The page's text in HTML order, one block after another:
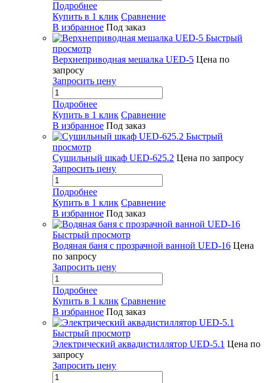
Подробнее
Купить в 1 клик Сравнение
В избранное Под заказ
Быстрый
просмотр
Верхнеприводная мешалка UED-5 Цена по
запросу
Запросить цену
Подробнее
Купить в 1 клик Сравнение
В избранное Под заказ
Быстрый
просмотр
Сушильный шкаф UED-625.2 Цена по запросу
Запросить цену
Подробнее
Купить в 1 клик Сравнение
В избранное Под заказ
Быстрый просмотр
Водяная баня с прозрачной ванной UED-16 Цена
по запросу
Запросить цену
Подробнее
Купить в 1 клик Сравнение
В избранное Под заказ
Быстрый просмотр
Электрический аквадистиллятор UED-5.1 Цена по
запросу
Запросить цену